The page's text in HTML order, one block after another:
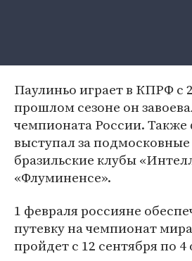
Паулиньо играет в КПРФ с
прошлом сезоне он
чемпионата России.
выступал за
бразильские клубы
«Флуминенсе».
1 февраля россияне
путевку на чемпионат
пройдет с 12 сентября по 4